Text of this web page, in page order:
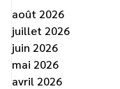
août 2026
juillet 2026
juin 2026
mai 2026
avril 2026